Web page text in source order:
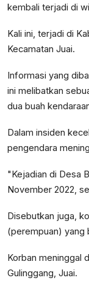
kembali terjadi di
Kali ini, terjadi di
Kecamatan Juai.
Informasi yang
ini melibatkan
dua buah
Dalam insiden
pengendara
"Kejadian di Desa
November 2022,
Disebutkan juga,
(perempuan) yang
Korban meninggal
Gulinggang, Juai.